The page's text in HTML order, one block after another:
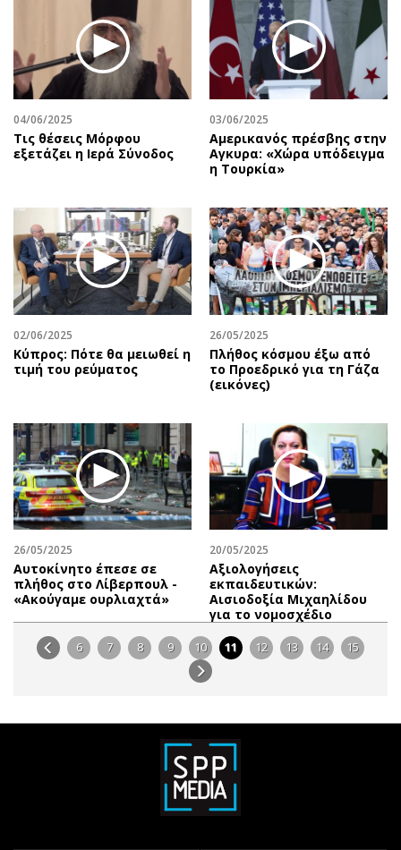
04/06/2025
Τις θέσεις Μόρφου
εξετάζει η Ιερά Σύνοδος
03/06/2025
Αμερικανός πρέσβης στην
Αγκυρα: «Χώρα υπόδειγμα
η Τουρκία»
02/06/2025
Κύπρος: Πότε θα μειωθεί η
τιμή του ρεύματος
26/05/2025
Πλήθος κόσμου έξω από
το Προεδρικό για τη Γάζα
(εικόνες)
26/05/2025
Αυτοκίνητο έπεσε σε
πλήθος στο Λίβερπουλ -
«Ακούγαμε ουρλιαχτά»
20/05/2025
Αξιολογήσεις
εκπαιδευτικών:
Αισιοδοξία Μιχαηλίδου
για το νομοσχέδιο
6 7 8 9 10 11 12 13 14 15